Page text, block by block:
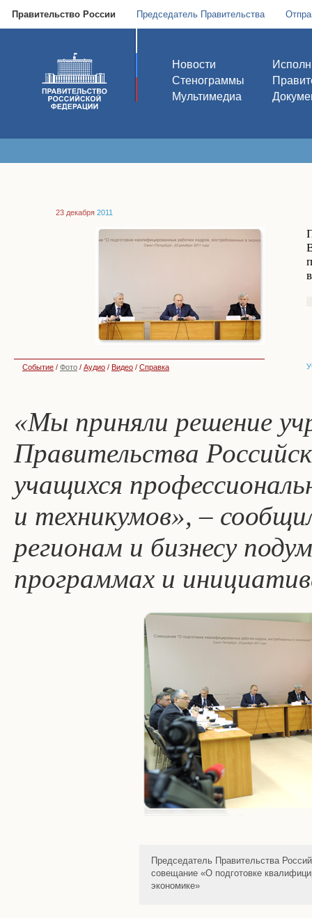
Правительство России Председатель Правительства
Новости
Стенограммы
Мультимедиа
23 декабря 2011
Событие / Фото / Аудио / Видео / Справка
«Мы приняли решение
Правительства
учащихся
и техникумов», –
регионам и бизнесу
программах и
Председатель Правительства
совещание «О подготовке
экономике»